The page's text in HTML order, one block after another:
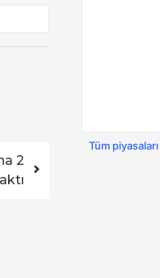
2
Tüm